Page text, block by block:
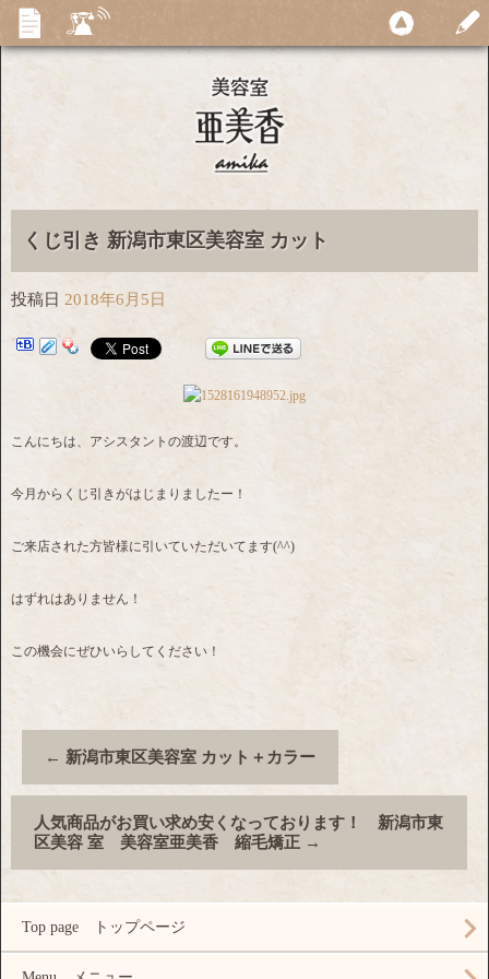
くじ引き 新潟市東区美容室 カット
投稿日 2018年6月5日
こんにちは、アシスタントの渡辺です。
今月からくじ引きがはじまりましたー！
ご来店された方皆様に引いていただいてます(^^)
はずれはありません！
この機会にぜひいらしてください！
← 新潟市東区美容室 カット＋カラー
人気商品がお買い求め安くなっております！ 新潟市東
区美容 室 美容室亜美香 縮毛矯正 →
Top page トップページ